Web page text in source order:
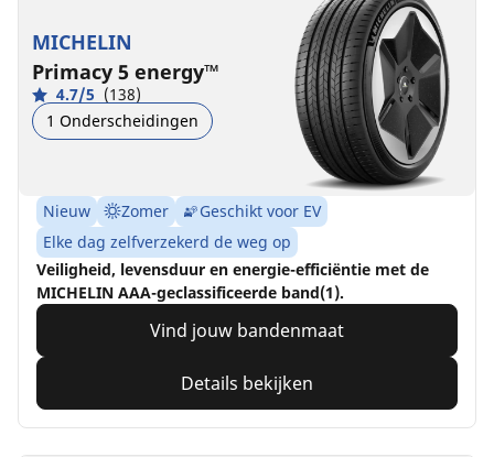
MICHELIN
Primacy 5 energy™
4.7/5 (138)
1 Onderscheidingen
Nieuw Zomer
Geschikt voor EV
Elke dag zelfverzekerd de weg op
Veiligheid, levensduur en energie-efficiëntie met de
MICHELIN AAA-geclassificeerde band(1).
Vind jouw bandenmaat
Details bekijken